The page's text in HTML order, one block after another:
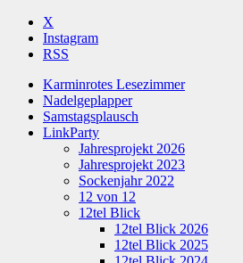
X
Instagram
RSS
Karminrotes Lesezimmer
Nadelgeplapper
Samstagsplausch
LinkParty
Jahresprojekt 2026
Jahresprojekt 2023
Sockenjahr 2022
12 von 12
12tel Blick
12tel Blick 2026
12tel Blick 2025